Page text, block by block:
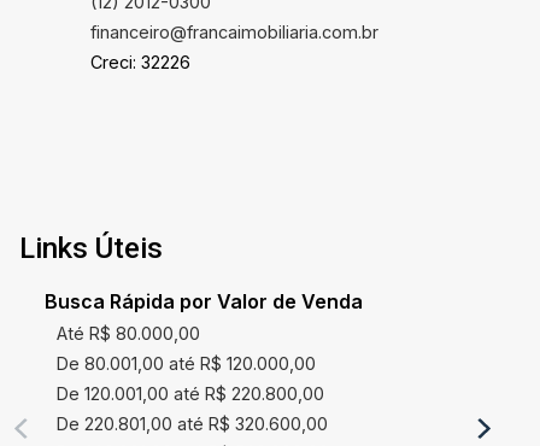
financeiro@francaimobiliaria.com.br
Creci: 32226
Links Úteis
Busca Rápida por Valor de Venda
Até R$ 80.000,00
De 80.001,00 até R$ 120.000,00
De 120.001,00 até R$ 220.800,00
De 220.801,00 até R$ 320.600,00